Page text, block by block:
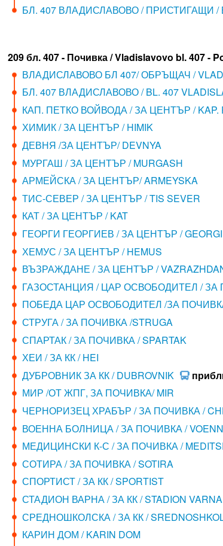
БЛ. 407 ВЛАДИСЛАВОВО / ПРИСТИГАЩИ /
209 бл. 407 - Почивка / Vladislavovo bl. 407 -
ВЛАДИСЛАВОВО БЛ 407/ ОБРЪЩАЧ /
БЛ. 407 ВЛАДИСЛАВОВО / BL. 407
КАП. ПЕТКО ВОЙВОДА / ЗА ЦЕНТЪР / KAP.
ХИМИК / ЗА ЦЕНТЪР / HIMIK
ДЕВНЯ /ЗА ЦЕНТЪР/ DEVNYA
МУРГАШ / ЗА ЦЕНТЪР / MURGASH
АРМЕЙСКА / ЗА ЦЕНТЪР/ ARMEYSKA
ТИС-СЕВЕР / ЗА ЦЕНТЪР / TIS SEVER
КАТ / ЗА ЦЕНТЪР / KAT
ГЕОРГИ ГЕОРГИЕВ / ЗА ЦЕНТЪР / GEORGI
ХЕМУС / ЗА ЦЕНТЪР / HEMUS
ВЪЗРАЖДАНЕ / ЗА ЦЕНТЪР /
ГАЗОСТАНЦИЯ / ЦАР ОСВОБОДИТЕЛ / ЗА
ПОБЕДА ЦАР ОСВОБОДИТЕЛ /ЗА
СТРУГА / ЗА ПОЧИВКА /STRUGA
СПАРТАК / ЗА ПОЧИВКА / SPARTAK
ХЕИ / ЗА КК / HEI
ДУБРОВНИК ЗА КК / DUBROVNIK
МИР /ОТ ЖПГ, ЗА ПОЧИВКА/ MIR
ЧЕРНОРИЗЕЦ ХРАБЪР / ЗА ПОЧИВКА /
ВОЕННА БОЛНИЦА / ЗА ПОЧИВКА /
МЕДИЦИНСКИ К-С / ЗА ПОЧИВКА /
СОТИРА / ЗА ПОЧИВКА / SOTIRA
СПОРТИСТ / ЗА КК / SPORTIST
СТАДИОН ВАРНА / ЗА КК / STADION VARNA
СРЕДНОШКОЛСКА / ЗА КК /
КАРИН ДОМ / KARIN DOM